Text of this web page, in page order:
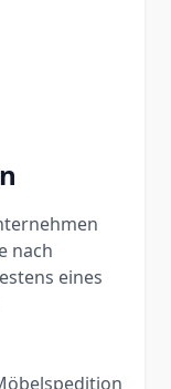
nach
eines